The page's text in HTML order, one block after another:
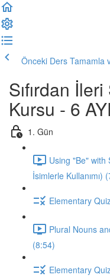
Önceki Ders Tamamla
Sıfırdan
Kursu - 6
1. Gün
Using "Be" with
İsimlerle Kullanımı)
Elementary
Plural Nouns
(8:54)
Elementary